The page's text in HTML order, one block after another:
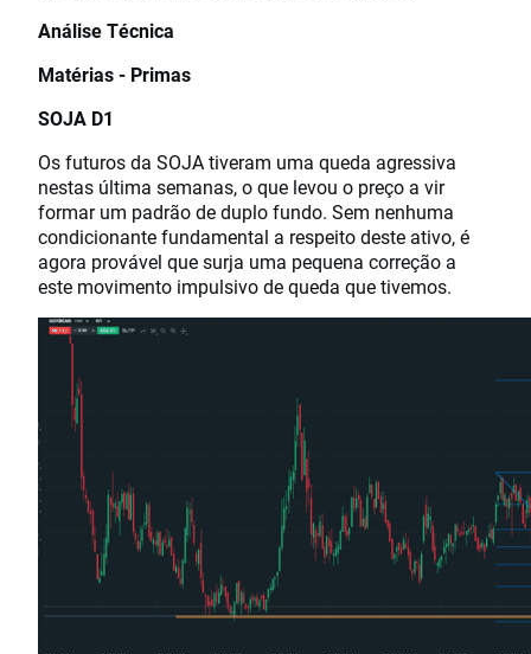
Análise Técnica
Matérias - Primas
SOJA D1
Os futuros da SOJA tiveram uma queda agressiva
nestas última semanas, o que levou o preço a vir
formar um padrão de duplo fundo. Sem nenhuma
condicionante fundamental a respeito deste ativo, é
agora provável que surja uma pequena correção a
este movimento impulsivo de queda que tivemos.